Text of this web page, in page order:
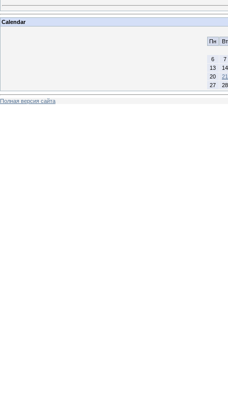
Calendar
Пн Вт
6
7
13
14
20
21
27
28
Полная версия сайта